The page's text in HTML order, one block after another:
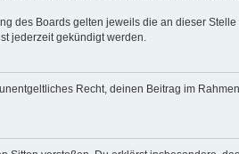
des Boards gelten jeweils die an dieser
jederzeit gekündigt werden.
Recht, deinen Beitrag im